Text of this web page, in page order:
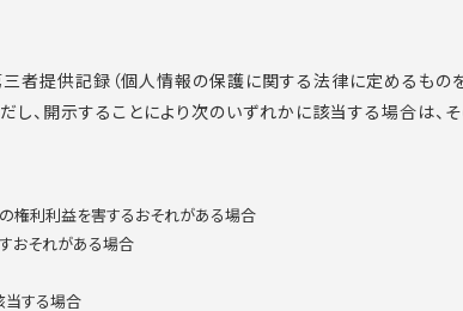
者提供記録（個人情報の保護に関する法律に定めるもの
だし、開示することにより次のいずれかに該当する場合は
権利利益を害するおそれがある場合
おそれがある場合
当する場合